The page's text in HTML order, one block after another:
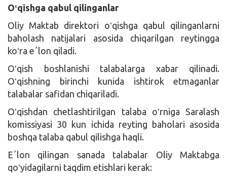
Oʻqishga qabul qilinganlar
Oliy Maktab direktori oʻqishga qabul qilinganlarni
baholash natijalari asosida chiqarilgan reytingga
koʻra eʼlon qiladi.
Oʻqish boshlanishi talabalarga xabar qilinadi.
Oʻqishning birinchi kunida ishtirok etmaganlar
talabalar safidan chiqariladi.
Oʻqishdan chetlashtirilgan talaba oʻrniga Saralash
komissiyasi 30 kun ichida reyting baholari asosida
boshqa talaba qabul qilishga haqli.
Eʼlon qilingan sanada talabalar Oliy Maktabga
qoʻyidagilarni taqdim etishlari kerak: